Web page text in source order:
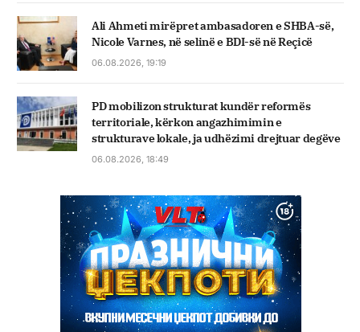
Ali Ahmeti mirëpret ambasadoren e SHBA-së,
Nicole Varnes, në selinë e BDI-së në Reçicë
06.08.2026, 19:19
PD mobilizon strukturat kundër reformës
territoriale, kërkon angazhimimin e
strukturave lokale, ja udhëzimi drejtuar degëve
06.08.2026, 18:49